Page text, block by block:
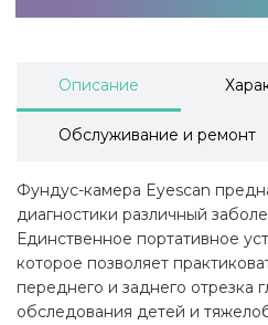
Описание
Обслуживание и ремонт
Фундус-камера Eyescan
диагностики различный
Единственное портативное
которое позволяет
переднего и заднего отрезка
обследования детей и